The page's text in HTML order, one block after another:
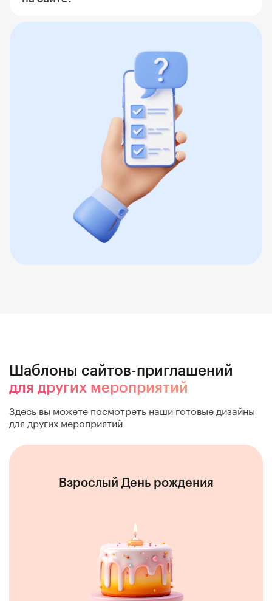
Шаблоны сайтов-приглашений
для других мероприятий
Здесь вы можете посмотреть наши готовые дизайны
для других мероприятий
Взрослый День рождения